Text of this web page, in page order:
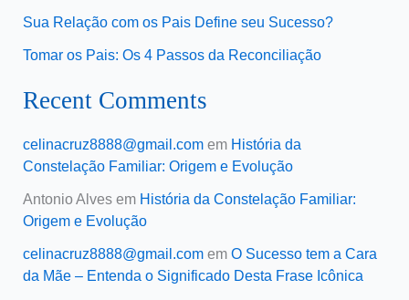
Sua Relação com os Pais Define seu Sucesso?
Tomar os Pais: Os 4 Passos da Reconciliação
Recent Comments
celinacruz8888@gmail.comem História da
Constelação Familiar: Origem e Evolução
Antonio Alvesem História da Constelação Familiar:
Origem e Evolução
celinacruz8888@gmail.comem O Sucesso tem a Cara
da Mãe – Entenda o Significado Desta Frase Icônica